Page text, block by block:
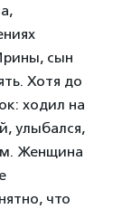
сын
Хотя до
ходил на
улыбался,
Женщина
что